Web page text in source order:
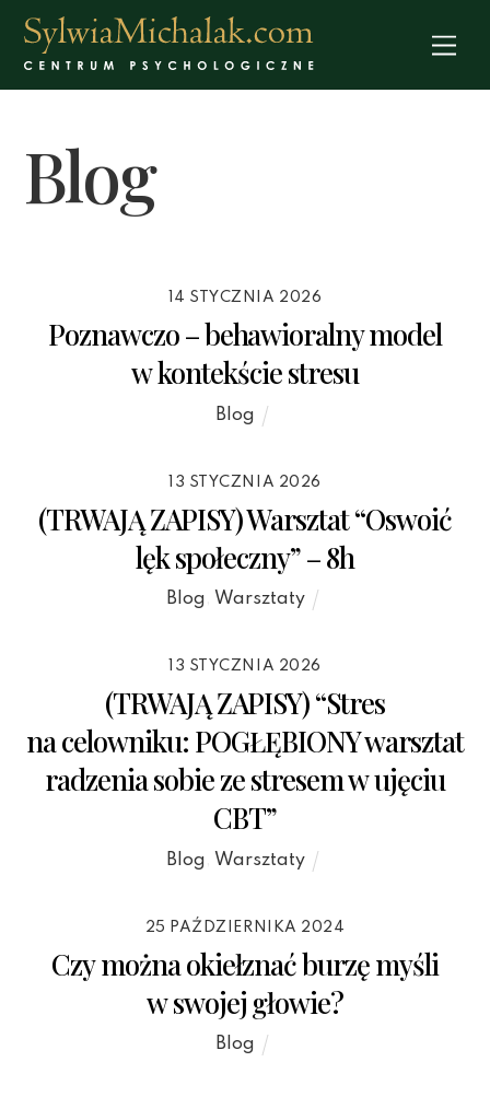
content
Blog
14 STYCZNIA 2026
Poznawczo – behawioralny model
w kontekście stresu
Blog
13 STYCZNIA 2026
(TRWAJĄ ZAPISY) Warsztat “Oswoić
lęk społeczny” – 8h
Blog Warsztaty
13 STYCZNIA 2026
(TRWAJĄ ZAPISY) “Stres
na celowniku: POGŁĘBIONY warsztat
radzenia sobie ze stresem w ujęciu
CBT”
Blog Warsztaty
25 PAŹDZIERNIKA 2024
Czy można okiełznać burzę myśli
w swojej głowie?
Blog